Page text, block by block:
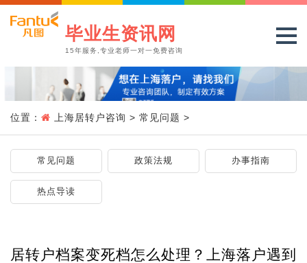
毕业生资讯网
15年服务,专业老师一对一免费咨询
位置： 上海居转户咨询 > 常见问题 >
常见问题 政策法规 办事指南
热点导读
居转户档案变死档怎么处理？上海落户遇到